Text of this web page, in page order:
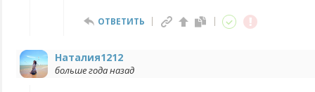
ОТВЕТИТЬ
Наталия1212
больше года назад